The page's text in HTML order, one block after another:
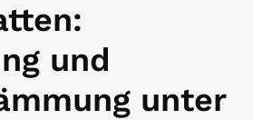
und
unter